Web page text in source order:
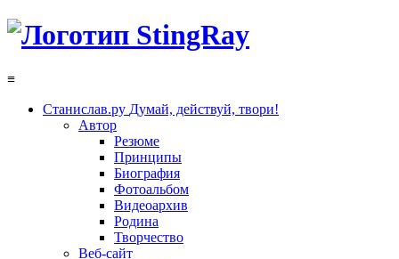
≡
Станислав.ру Думай, действуй, твори!
Автор
Резюме
Принципы
Биография
Фотоальбом
Видеоархив
Родина
Творчество
Веб-сайт